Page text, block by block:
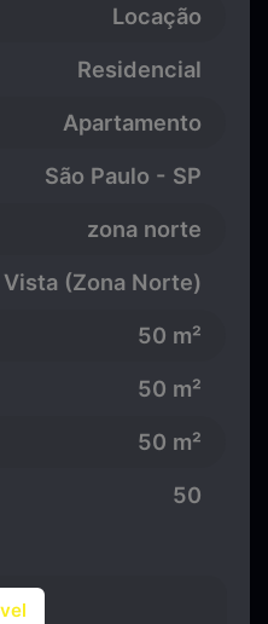
Locação
Residencial
Apartamento
São Paulo - SP
zona norte
(Zona Norte)
50 m²
50 m²
50 m²
50